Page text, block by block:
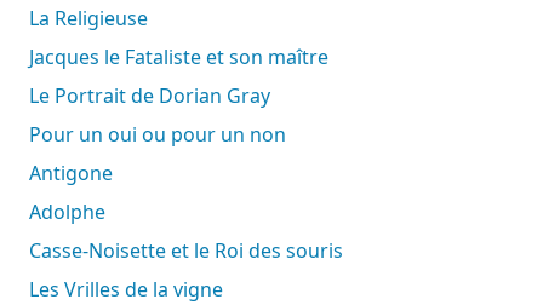
La Religieuse
Jacques le Fataliste et son maître
Le Portrait de Dorian Gray
Pour un oui ou pour un non
Antigone
Adolphe
Casse-Noisette et le Roi des souris
Les Vrilles de la vigne